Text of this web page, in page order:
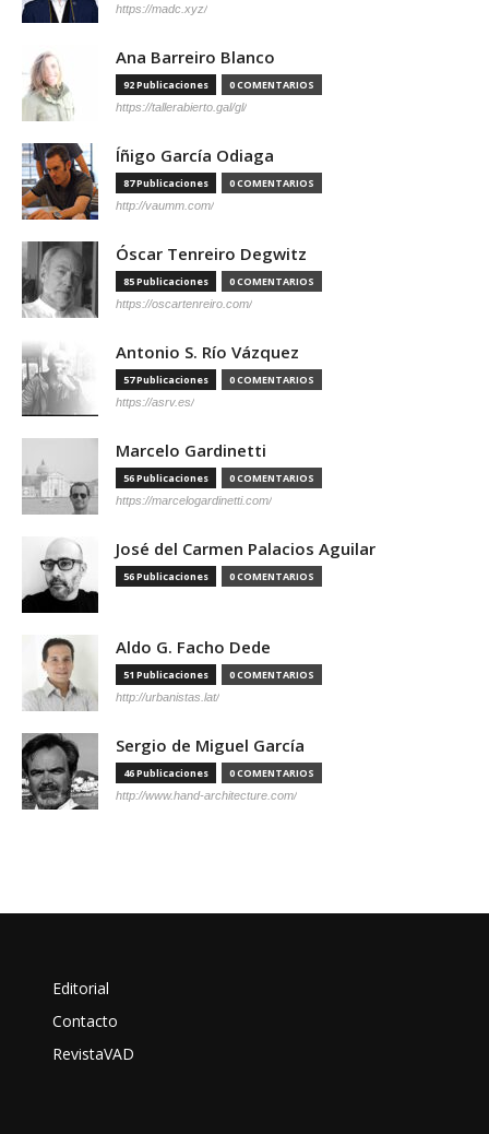
https://madc.xyz/
Ana Barreiro Blanco
92 Publicaciones 0 COMENTARIOS
https://tallerabierto.gal/gl/
Íñigo García Odiaga
87 Publicaciones 0 COMENTARIOS
http://vaumm.com/
Óscar Tenreiro Degwitz
85 Publicaciones 0 COMENTARIOS
https://oscartenreiro.com/
Antonio S. Río Vázquez
57 Publicaciones 0 COMENTARIOS
https://asrv.es/
Marcelo Gardinetti
56 Publicaciones 0 COMENTARIOS
https://marcelogardinetti.com/
José del Carmen Palacios Aguilar
56 Publicaciones 0 COMENTARIOS
Aldo G. Facho Dede
51 Publicaciones 0 COMENTARIOS
http://urbanistas.lat/
Sergio de Miguel García
46 Publicaciones 0 COMENTARIOS
http://www.hand-architecture.com/
Editorial
Contacto
RevistaVAD